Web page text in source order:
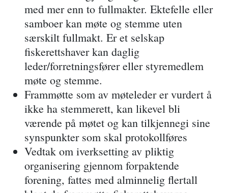
med mer enn to fullmakter. Ektefelle eller
samboer kan møte og stemme uten
særskilt fullmakt. Er et selskap
fiskerettshaver kan daglig
leder/forretningsfører eller styremedlem
møte og stemme.
Frammøtte som av møteleder er vurdert å
ikke ha stemmerett, kan likevel bli
værende på møtet og kan tilkjennegi sine
synspunkter som skal protokollføres
Vedtak om iverksetting av pliktig
organisering gjennom forpaktende
forening, fattes med alminnelig flertall